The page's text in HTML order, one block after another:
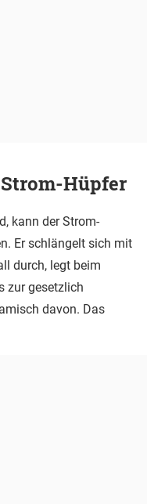
Hüpfer
kann der Strom-
Er schlängelt sich mit
durch, legt beim
zur gesetzlich
davon. Das